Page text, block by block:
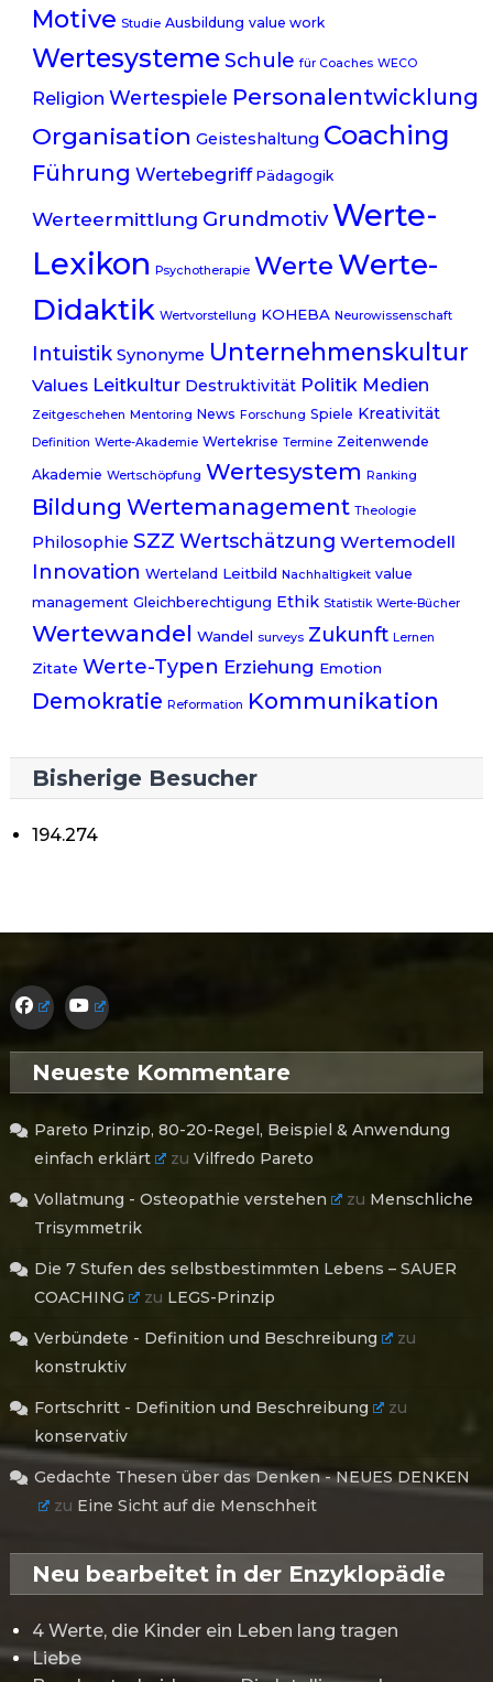
Motive Studie Ausbildung value work
WertesystemeSchule für Coaches WECO
Religion Wertespiele Personalentwicklung
Organisation Geisteshaltung Coaching
Führung Wertebegriff Pädagogik
Werteermittlung Grundmotiv Werte-
Lexikon
Psychotherapie Werte Werte-
Didaktik Wertvorstellung KOHEBA Neurowissenschaft
Intuistik Synonyme Unternehmenskultur
Values Leitkultur Destruktivität Politik Medien
Zeitgeschehen Mentoring News Forschung Spiele Kreativität
Definition Werte-Akademie Wertekrise Termine Zeitenwende
Akademie Wertschöpfung Wertesystem Ranking
Bildung Wertemanagement Theologie
Philosophie SZZ Wertschätzung Wertemodell
Innovation Werteland Leitbild Nachhaltigkeit value
management Gleichberechtigung Ethik Statistik Werte-Bücher
Wertewandel Wandel surveys Zukunft Lernen
Zitate Werte-Typen Erziehung Emotion
Demokratie Reformation Kommunikation
Bisherige Besucher
194.274
Neueste Kommentare
Pareto Prinzip, 80-20-Regel, Beispiel & Anwendung
einfach erklärt
zuVilfredo Pareto
Vollatmung - Osteopathie verstehen zu Menschliche
Trisymmetrik
Die 7 Stufen des selbstbestimmten Lebens – SAUER
COACHING
zu LEGS-Prinzip
Verbündete - Definition und Beschreibung
zu
konstruktiv
Fortschritt - Definition und Beschreibung
zu
konservativ
Gedachte Thesen über das Denken - NEUES DENKEN
zu Eine Sicht auf die Menschheit
Neu bearbeitet in der Enzyklopädie
4 Werte, die Kinder ein Leben lang tragen
Liebe